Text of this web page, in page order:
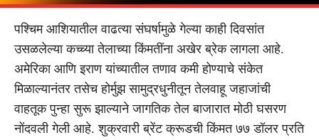
पश्चिम आशियातील वाढत्या संघर्षामुळे गेल्या काही दिवसांत
उसळलेल्या कच्च्या तेलाच्या किंमतींना अखेर ब्रेक लागला आहे.
अमेरिका आणि इराण यांच्यातील तणाव कमी होण्याचे संकेत
मिळाल्यानंतर तसेच होर्मुझ सामुद्रधुनीतून तेलवाहू जहाजांची
वाहतूक पुन्हा सुरू झाल्याने जागतिक तेल बाजारात मोठी घसरण
नोंदवली गेली आहे. शुक्रवारी ब्रेंट क्रूडची किंमत ७७ डॉलर प्रति